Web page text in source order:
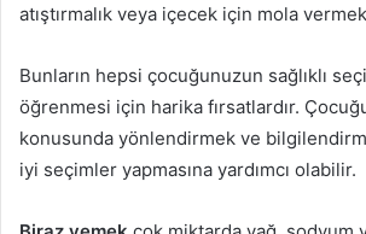
atıştırmalık veya içecek için mola
Bunların hepsi çocuğunuzun sağlıklı
öğrenmesi için harika fırsatlardır.
konusunda yönlendirmek ve
iyi seçimler yapmasına yardımcı olabilir.